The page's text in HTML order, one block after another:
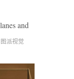
and
派视觉